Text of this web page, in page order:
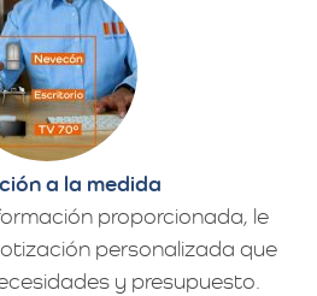
a la medida
proporcionada, le
personalizada que
y presupuesto.